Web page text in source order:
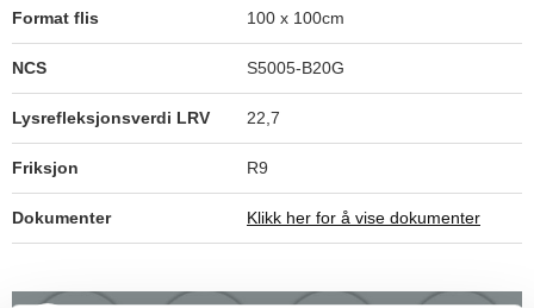
Format flis 100 x 100cm
NCS S5005-B20G
Lysrefleksjonsverdi LRV 22,7
Friksjon R9
Dokumenter Klikk her for å vise dokumenter